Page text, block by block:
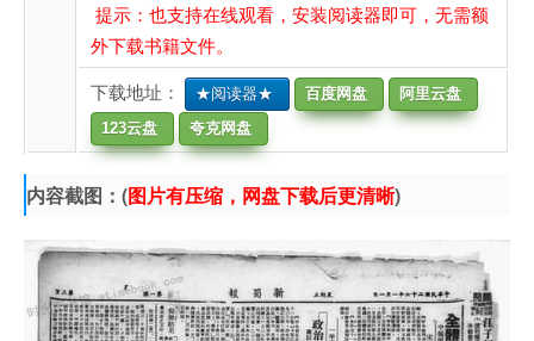
提示：也支持在线观看，安装阅读器即可，无需额
外下载书籍文件。
下载地址：
★阅读器★ 百度网盘
阿里云盘
123云盘
夸克网盘
内容截图：(图片有压缩，网盘下载后更清晰)